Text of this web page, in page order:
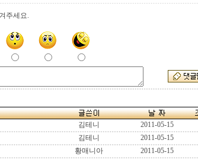
주세요.
김테니 2011-05-15
김테니 2011-05-15
황매니아 2011-05-15